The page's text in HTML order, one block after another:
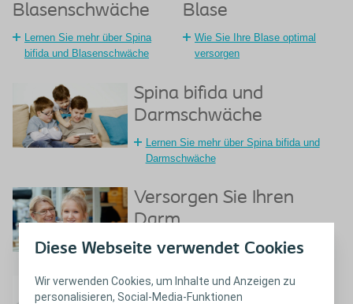
Diese Webseite verwendet Cookies
Wir verwenden Cookies, um Inhalte und Anzeigen zu
personalisieren, Social-Media-Funktionen
Blasenschwäche
Lernen Sie mehr über Spina
bifida und Blasenschwäche
Blase
Wie Sie Ihre Blase optimal
versorgen
Spina bifida und
Darmschwäche
Lernen Sie mehr über Spina bifida und
Darmschwäche
Versorgen Sie Ihren
Darm
Wie Sie Ihren Darm optimal versorgen
Häufig gestellte Fragen